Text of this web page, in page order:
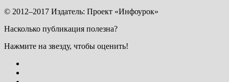
© 2012–2017 Издатель: Проект «Инфоурок»
Насколько публикация полезна?
Нажмите на звезду, чтобы оценить!